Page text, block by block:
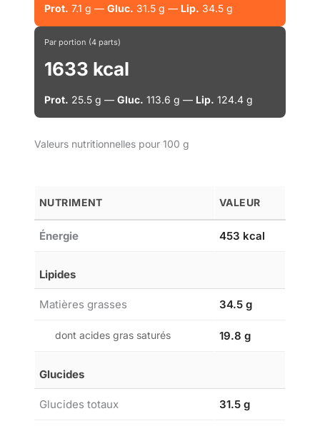
Prot. 7.1 g — Gluc. 31.5 g — Lip. 34.5 g
Par portion (4 parts)
1633 kcal
Prot. 25.5 g — Gluc. 113.6 g — Lip. 124.4 g
Valeurs nutritionnelles pour 100 g
NUTRIMENT VALEUR
Énergie 453 kcal
Lipides
Matières grasses 34.5 g
dont acides gras saturés 19.8 g
Glucides
Glucides totaux 31.5 g